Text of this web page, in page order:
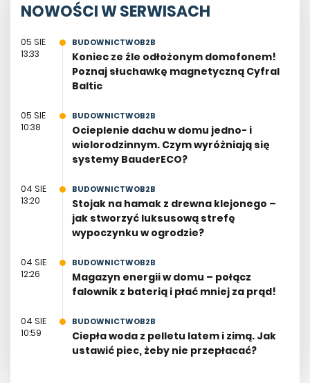
NOWOŚCI W SERWISACH
05 SIE
13:33
BUDOWNICTWOB2B
Koniec ze źle odłożonym domofonem!
Poznaj słuchawkę magnetyczną Cyfral
Baltic
05 SIE
10:38
BUDOWNICTWOB2B
Ocieplenie dachu w domu jedno- i
wielorodzinnym. Czym wyróżniają się
systemy BauderECO?
04 SIE
13:20
BUDOWNICTWOB2B
Stojak na hamak z drewna klejonego –
jak stworzyć luksusową strefę
wypoczynku w ogrodzie?
04 SIE
12:26
BUDOWNICTWOB2B
Magazyn energii w domu – połącz
falownik z baterią i płać mniej za prąd!
04 SIE
10:59
BUDOWNICTWOB2B
Ciepła woda z pelletu latem i zimą. Jak
ustawić piec, żeby nie przepłacać?